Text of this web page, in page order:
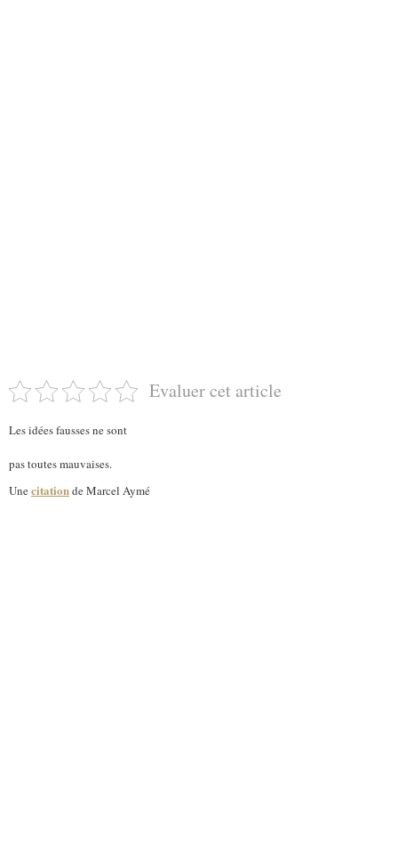
Evaluer cet article
Les idées fausses ne sont
pas toutes mauvaises.
Unecitationde Marcel Aymé